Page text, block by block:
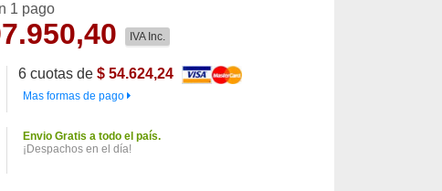
1 pago
IVA Inc.
6cuotas de $ 54.624,24
Mas formas de pago
Envio Gratis a todo el país.
¡Despachos en el día!